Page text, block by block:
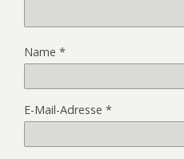
Name *
E-Mail-Adresse *